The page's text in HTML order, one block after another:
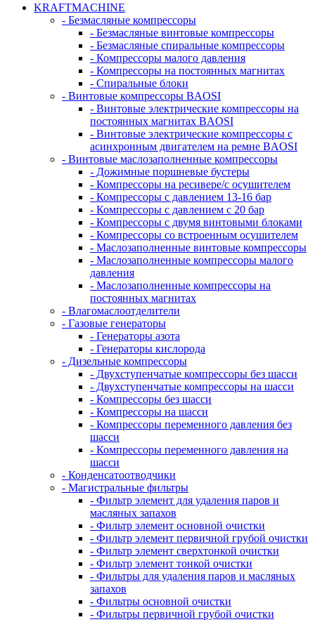
KRAFTMACHINE
- Безмасляные компрессоры
- Безмасляные винтовые компрессоры
- Безмасляные спиральные компрессоры
- Компрессоры малого давления
- Компрессоры на постоянных магнитах
- Спиральные блоки
- Винтовые компрессоры BAOSI
- Винтовые электрические компрессоры на
постоянных магнитах BAOSI
- Винтовые электрические компрессоры с
асинхронным двигателем на ремне BAOSI
- Винтовые маслозаполненные компрессоры
- Дожимные поршневые бустеры
- Компрессоры на ресивере/с осушителем
- Компрессоры с давлением 13-16 бар
- Компрессоры с давлением с 20 бар
- Компрессоры с двумя винтовыми блоками
- Компрессоры со встроенным осушителем
- Маслозаполненные винтовые компрессоры
- Маслозаполненные компрессоры малого
давления
- Маслозаполненные компрессоры на
постоянных магнитах
- Влагомаслоотделители
- Газовые генераторы
- Генераторы азота
- Генераторы кислорода
- Дизельные компрессоры
- Двухступенчатые компрессоры без шасси
- Двухступенчатые компрессоры на шасси
- Компрессоры без шасси
- Компрессоры на шасси
- Компрессоры переменного давления без
шасси
- Компрессоры переменного давления на
шасси
- Конденсатоотводчики
- Магистральные фильтры
- Фильтр элемент для удаления паров и
масляных запахов
- Фильтр элемент основной очистки
- Фильтр элемент первичной грубой очистки
- Фильтр элемент сверхтонкой очистки
- Фильтр элемент тонкой очистки
- Фильтры для удаления паров и масляных
запахов
- Фильтры основной очистки
- Фильтры первичной грубой очистки